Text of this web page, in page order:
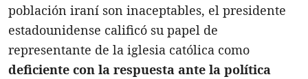
población iraní son inaceptables, el presidente
estadounidense calificó su papel de
representante de la iglesia católica como
deficiente con la respuesta ante la política